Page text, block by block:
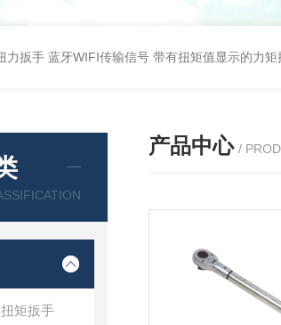
力扳手 蓝牙WIFI传输信号 带有扭矩值显示的力
矩扳手
产品中心 /